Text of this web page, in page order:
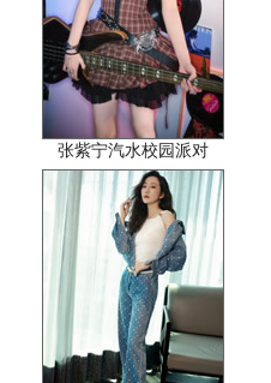
张紫宁汽水校园派对